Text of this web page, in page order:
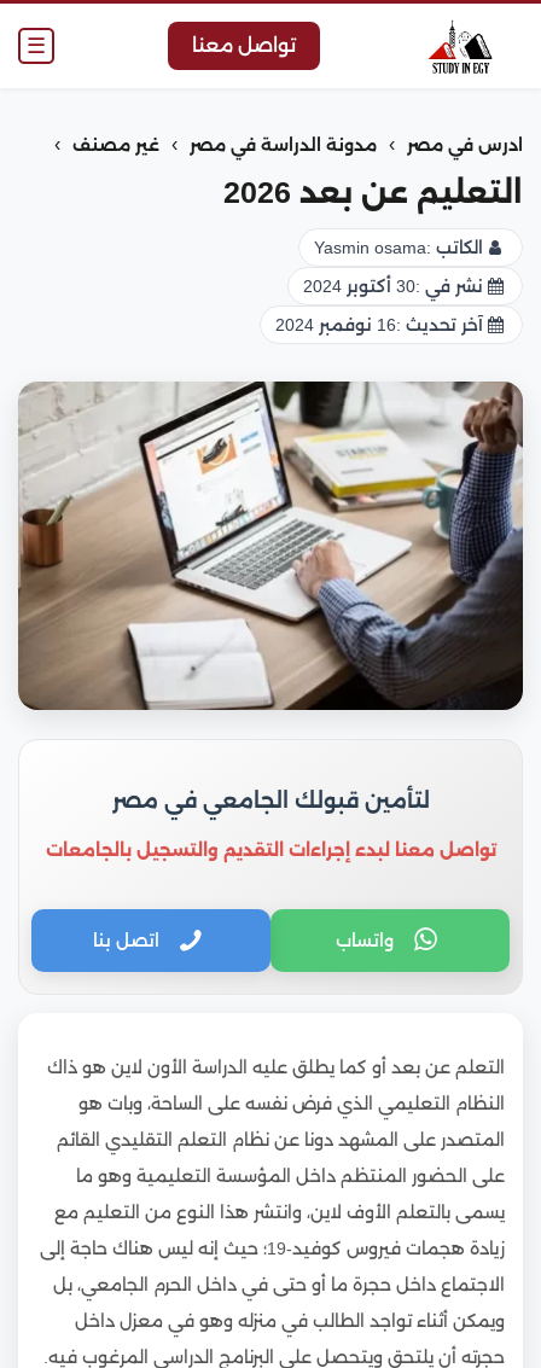
☰ تواصل معنا
ادرس في مصر › مدونة الدراسة في مصر › غير مصنف ›
التعليم عن بعد 2026
الكاتب :Yasmin osama
نشر في :30 أكتوبر 2024
آخر تحديث :16 نوفمبر 2024
لتأمين قبولك الجامعي في مصر
تواصل معنا لبدء إجراءات التقديم والتسجيل بالجامعات
واتساب اتصل بنا
التعلم عن بعد أو كما يطلق عليه الدراسة الأون لاين هو ذاك
النظام التعليمي الذي فرض نفسه على الساحة، وبات هو
المتصدر على المشهد دونا عن نظام التعلم التقليدي القائم
على الحضور المنتظم داخل المؤسسة التعليمية وهو ما
يسمى بالتعلم الأوف لاين، وانتشر هذا النوع من التعليم مع
زيادة هجمات فيروس كوفيد-19؛ حيث إنه ليس هناك حاجة إلى
الاجتماع داخل حجرة ما أو حتى في داخل الحرم الجامعي، بل
ويمكن أثناء تواجد الطالب في منزله وهو في معزل داخل
حجرته أن يلتحق ويتحصل على البرنامج الدراسي المرغوب فيه.